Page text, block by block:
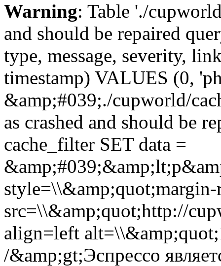
Warning: Table './
and should be repaired
type, message, severity,
timestamp) VALUES (0,
&amp;#039;./cupworld/
as crashed and should be
cache_filter SET data =
src=\\&amp;quot;http://
align=left
/&amp;gt;Эспрессо